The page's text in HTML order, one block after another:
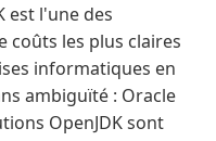
est l'une des
les plus claires
informatiques en
ambiguïté : Oracle
OpenJDK sont